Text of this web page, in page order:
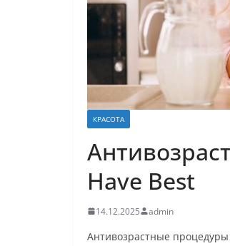
КРАСОТА
Have Best
14.12.2025 admin
Антивозрастные процедуры